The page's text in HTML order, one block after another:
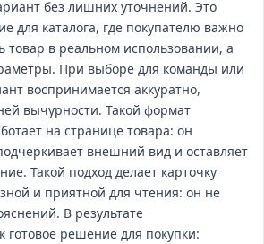
без лишних уточнений. Это
для каталога, где покупателю важно
товар в реальном использовании, а
При выборе для команды или
воспринимается аккуратно,
вычурности. Такой формат
на странице товара: он
внешний вид и оставляет
Такой подход делает карточку
и приятной для чтения: он не
В результате
готовое решение для покупки: